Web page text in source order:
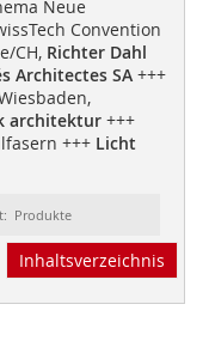
Neue
Convention
CH, Richter Dahl
Architectes SA+++
architektur+++
+++ Licht
Produkte
Inhaltsverzeichnis